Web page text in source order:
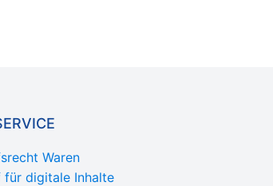
Waren
für digitale Inhalte